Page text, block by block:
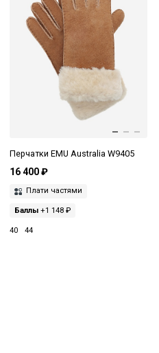
Перчатки EMU Australia W9405
16 400 ₽
Плати частями
Баллы +1 148 ₽
40 44